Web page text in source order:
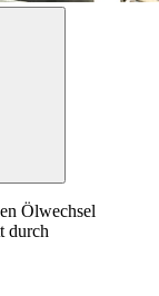
Ölwechsel
durch